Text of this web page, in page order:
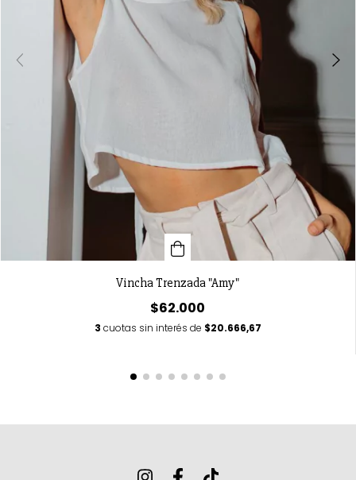
Vincha Trenzada "Amy"
$62.000
3 cuotas sin interés de $20.666,67